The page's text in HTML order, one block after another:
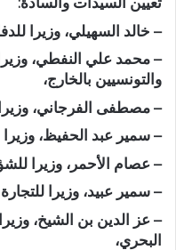
– خالد السهيلي، وزيرا
– محمد علي النفطي،
والتونسيين بالخارج،
– مصطفى الفرجاني،
– سمير عبد الحفيظ، وزيرا
– عصام الأحمر، وزيرا
– سمير عبيد، وزيرا
– عز الدين بن الشيخ،
البحري،